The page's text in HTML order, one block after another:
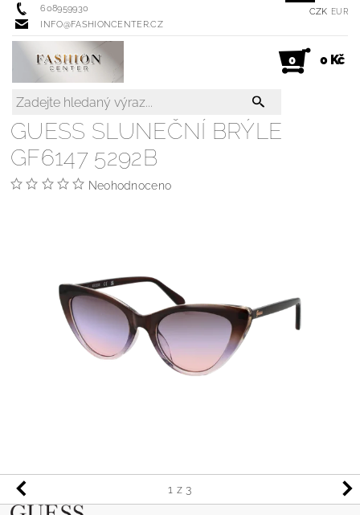
608959930
INFO@FASHIONCENTER.CZ
CZK EUR
0 0 Kč
1 z 3
GUESS SLUNEČNÍ BRÝLE
GF6147 5292B
Neohodnoceno